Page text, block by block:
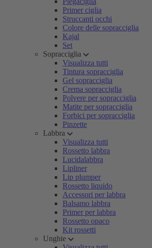
Primer ciglia
Struccanti occhi
Colore delle sopracciglia
Kajal
Set
Sopracciglia
Visualizza tutti
Tintura sopracciglia
Gel sopracciglia
Crema sopracciglia
Polvere per sopracciglia
Matite per sopracciglia
Forbici per sopracciglia
Pinzette
Labbra
Visualizza tutti
Rossetto labbra
Lucidalabbra
Lipliner
Lip plumper
Rossetto liquido
Accessori per labbra
Balsamo labbra
Primer per labbra
Rossetto opaco
Kit rossetti
Unghie